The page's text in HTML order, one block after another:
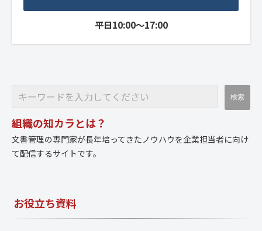
平日10:00～17:00
組織の知カラとは？
文書管理の専門家が長年培ってきたノウハウを企業担当者に向け
て配信するサイトです。
お役立ち資料